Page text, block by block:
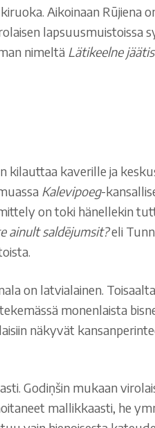
Aikoinaan Rūjiena
lapsuusmuistoissa
nimeltä Lätikeelne jäätis
kilauttaa kaverille ja
Kalevipoeg-
on toki hänellekin
ainult saldējumsit?eli
on latvialainen.
monenlaista
näkyvät
Godiņšin mukaan
mallikkaasti, he